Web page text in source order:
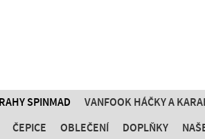
SPINMAD VANFOOK HÁČKY A
ČEPICE OBLEČENÍ DOPLŇKY